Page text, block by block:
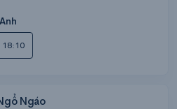
18:10
Ngáo